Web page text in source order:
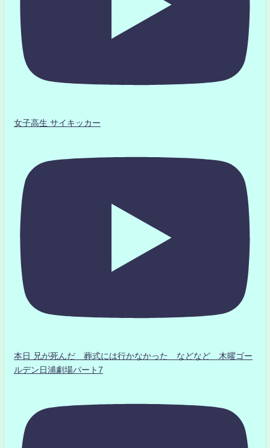
女子高生 サイキッカー
本日 兄が死んだ 葬式には行かなかった などなど 木曜ゴー
ルデン日浦劇場パート7